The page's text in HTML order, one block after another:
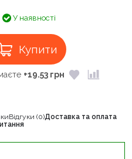
У наявності
Купити
+19.53 грн
Відгуки (0)Доставка та оплата